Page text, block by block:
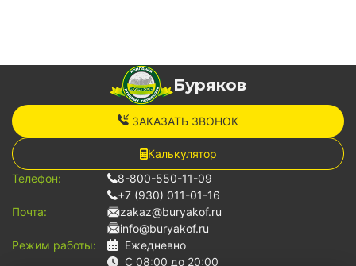
Буряков
ЗАКАЗАТЬ ЗВОНОК
Калькулятор
Телефон:
8-800-550-11-09
+7 (930) 011-01-16
Почта:
zakaz@buryakof.ru
info@buryakof.ru
Режим работы:
Ежедневно
С 08:00 до 20:00